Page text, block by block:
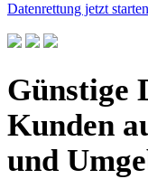
Datenrettung jetzt
Günstige
Kunden
und